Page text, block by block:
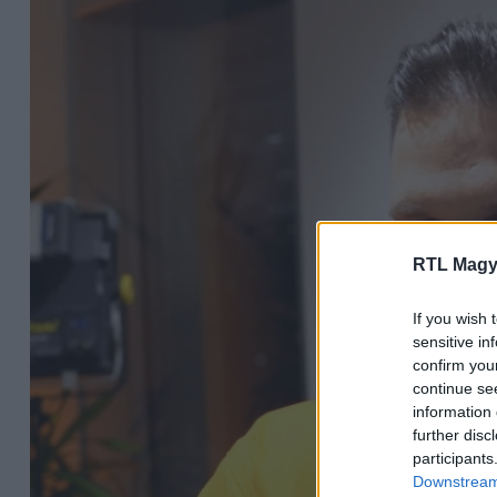
RTL
If you wish
sensitive
confirm
continue
information
further